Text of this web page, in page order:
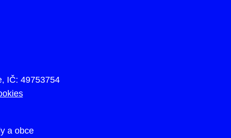
IČ: 49753754
a obce